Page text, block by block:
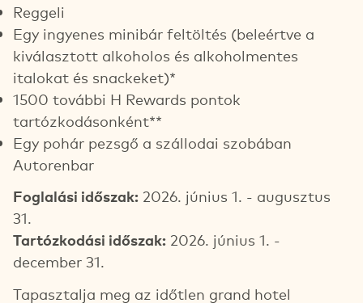
Reggeli
Egy ingyenes minibár feltöltés (beleértve a
kiválasztott alkoholos és alkoholmentes
italokat és snackeket)*
1500 további H Rewards pontok
tartózkodásonként**
Egy pohár pezsgő a szállodai szobában
Autorenbar
Foglalási időszak: 2026. június 1. - augusztus
31.
Tartózkodási időszak: 2026. június 1. -
december 31.
Tapasztalja meg az időtlen grand hotel